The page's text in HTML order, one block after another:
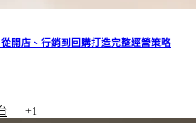
開店、行銷到回購打造完整經營策略
+1